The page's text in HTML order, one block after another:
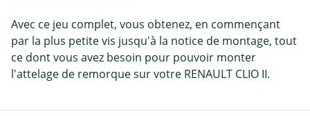
Avec ce jeu complet, vous obtenez, en commençant
par la plus petite vis jusqu'à la notice de montage, tout
ce dont vous avez besoin pour pouvoir monter
l'attelage de remorque sur votre RENAULT CLIO II.